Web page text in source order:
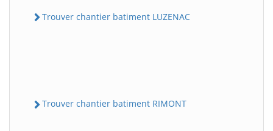
Trouver chantier batiment LUZENAC
Trouver chantier batiment RIMONT